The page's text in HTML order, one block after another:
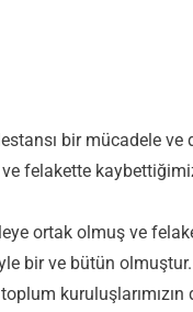
bir mücadele ve
ve felakette
ortak olmuş ve
bir ve bütün olmuştur.
kuruluşlarımızın